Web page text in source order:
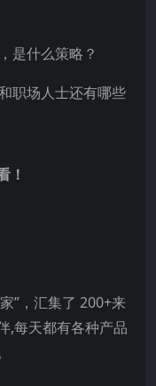
是什么策略？
职场人士还有哪些
！
”，汇集了 200+来
,每天都有各种产品